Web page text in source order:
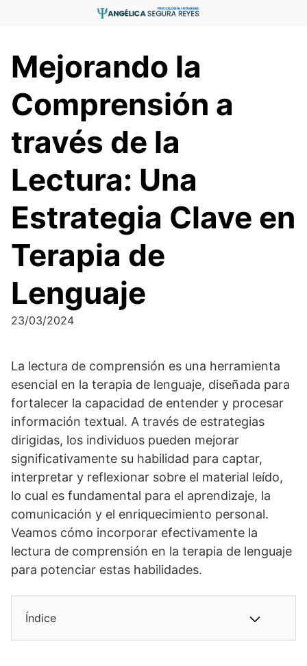
Mejorando la
Comprensión a
través de la
Lectura: Una
Estrategia Clave en
Terapia de
Lenguaje
23/03/2024
La lectura de comprensión es una herramienta
esencial en la terapia de lenguaje, diseñada para
fortalecer la capacidad de entender y procesar
información textual. A través de estrategias
dirigidas, los individuos pueden mejorar
significativamente su habilidad para captar,
interpretar y reflexionar sobre el material leído,
lo cual es fundamental para el aprendizaje, la
comunicación y el enriquecimiento personal.
Veamos cómo incorporar efectivamente la
lectura de comprensión en la terapia de lenguaje
para potenciar estas habilidades.
Índice